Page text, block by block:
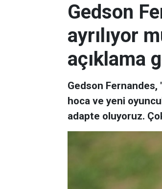
Gedson
ayrılıyor
açıklama
Gedson Fernandes,
hoca ve yeni
adapte oluyoruz.